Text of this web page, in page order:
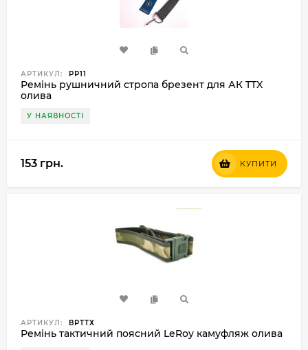
АРТИКУЛ: РР11
Ремінь рушничний стропа брезент для АК TTX
олива
У НАЯВНОСТІ
153 грн. КУПИТИ
АРТИКУЛ: ВРТТХ
Ремінь тактичний поясний LeRoy камуфляж олива